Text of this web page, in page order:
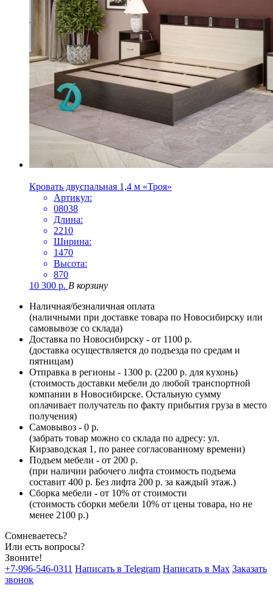
Кровать двуспальная 1,4 м «Троя»
Артикул:
08038
Длина:
2210
Ширина:
1470
Высота:
870
10 300 р. В корзину
Наличная/безналичная оплата
(наличными при доставке товара по Новосибирску или
самовывозе со склада)
Доставка по Новосибирску - от 1100 р.
(доставка осуществляется до подъезда по средам и
пятницам)
Отправка в регионы - 1300 р. (2200 р. для кухонь)
(стоимость доставки мебели до любой транспортной
компании в Новосибирске. Остальную сумму
оплачивает получатель по факту прибытия груза в место
получения)
Самовывоз - 0 р.
(забрать товар можно со склада по адресу: ул.
Кирзаводская 1, по ранее согласованному времени)
Подъем мебели - от 200 р.
(при наличии рабочего лифта стоимость подъема
составит 400 р. Без лифта 200 р. за каждый этаж.)
Сборка мебели - от 10% от стоимости
(стоимость сборки мебели 10% от цены товара, но не
менее 2100 р.)
Сомневаетесь?
Или есть вопросы?
Звоните!
+7-996-546-0311 Написать в Telegram Написать в Max Заказать
звонок